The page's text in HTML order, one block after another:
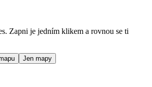
Zapni je jedním klikem a rovnou se ti
Jen mapy